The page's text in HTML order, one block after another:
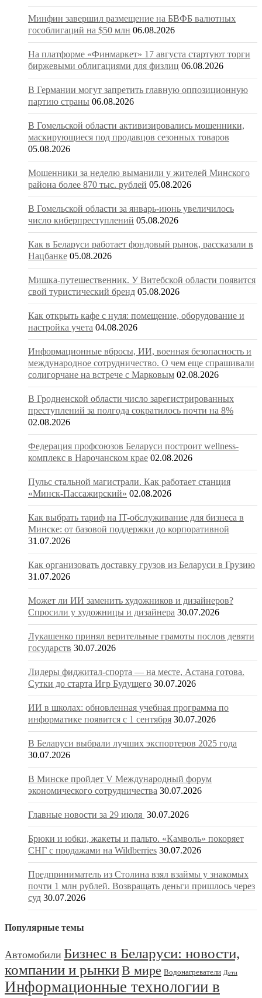
Минфин завершил размещение на БВФБ валютных
гособлигаций на $50 млн 06.08.2026
На платформе «Финмаркет» 17 августа стартуют торги
биржевыми облигациями для физлиц 06.08.2026
В Германии могут запретить главную оппозиционную
партию страны 06.08.2026
В Гомельской области активизировались мошенники,
маскирующиеся под продавцов сезонных товаров
05.08.2026
Мошенники за неделю выманили у жителей Минского
района более 870 тыс. рублей 05.08.2026
В Гомельской области за январь-июнь увеличилось
число киберпреступлений 05.08.2026
Как в Беларуси работает фондовый рынок, рассказали в
Нацбанке 05.08.2026
Мишка-путешественник. У Витебской области появится
свой туристический бренд 05.08.2026
Как открыть кафе с нуля: помещение, оборудование и
настройка учета 04.08.2026
Информационные вбросы, ИИ, военная безопасность и
международное сотрудничество. О чем еще спрашивали
солигорчане на встрече с Марковым 02.08.2026
В Гродненской области число зарегистрированных
преступлений за полгода сократилось почти на 8%
02.08.2026
Федерация профсоюзов Беларуси построит wellness-
комплекс в Нарочанском крае 02.08.2026
Пульс стальной магистрали. Как работает станция
«Минск-Пассажирский» 02.08.2026
Как выбрать тариф на IT-обслуживание для бизнеса в
Минске: от базовой поддержки до корпоративной
31.07.2026
Как организовать доставку грузов из Беларуси в Грузию
31.07.2026
Может ли ИИ заменить художников и дизайнеров?
Спросили у художницы и дизайнера 30.07.2026
Лукашенко принял верительные грамоты послов девяти
государств 30.07.2026
Лидеры фиджитал-спорта — на месте, Астана готова.
Сутки до старта Игр Будущего 30.07.2026
ИИ в школах: обновленная учебная программа по
информатике появится с 1 сентября 30.07.2026
В Беларуси выбрали лучших экспортеров 2025 года
30.07.2026
В Минске пройдет V Международный форум
экономического сотрудничества 30.07.2026
Главные новости за 29 июля 30.07.2026
Брюки и юбки, жакеты и пальто. «Камволь» покоряет
СНГ с продажами на Wildberries 30.07.2026
Предприниматель из Столина взял взаймы у знакомых
почти 1 млн рублей. Возвращать деньги пришлось через
суд 30.07.2026
Популярные темы
Автомобили Бизнес в Беларуси: новости,
компании и рынкиВ мире Водонагреватели Дети
Информационные технологии в